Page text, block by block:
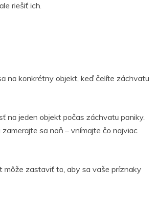
riešiť ich.
na konkrétny objekt, keď čelíte záchvatu
na jeden objekt počas záchvatu paniky.
zamerajte sa naň – vnímajte čo najviac
môže zastaviť to, aby sa vaše príznaky